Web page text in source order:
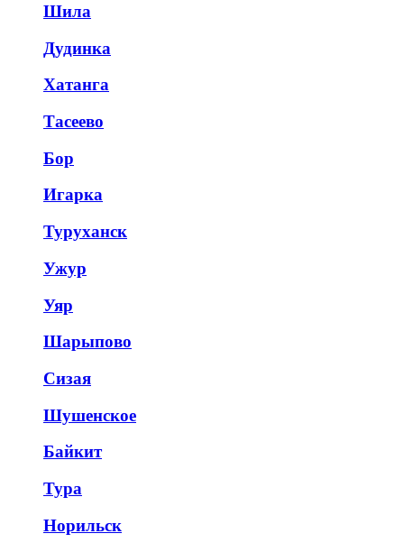
Шила
Дудинка
Хатанга
Тасеево
Бор
Игарка
Туруханск
Ужур
Уяр
Шарыпово
Сизая
Шушенское
Байкит
Тура
Норильск